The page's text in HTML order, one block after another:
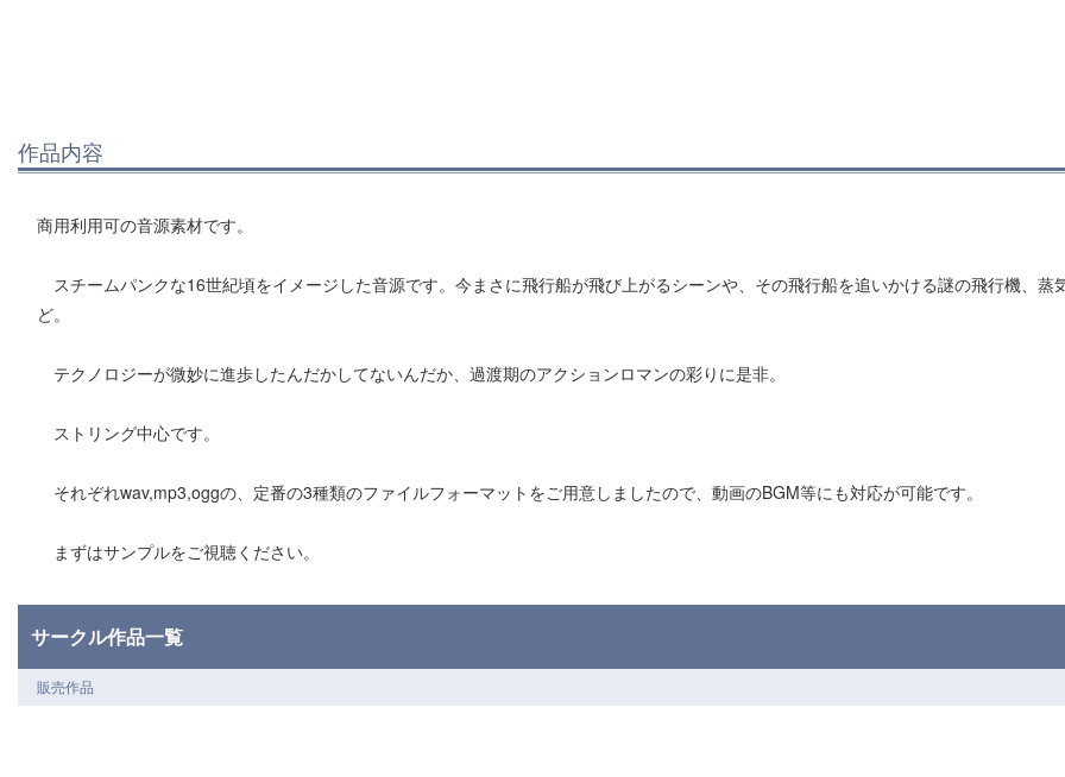
作品内容
商用利用可の音源素材です。
スチームパンクな16世紀頃をイメージした音源です。今まさに飛行船が飛び上がるシーンや、その飛行船を追いかける謎の飛行機、蒸
ど。
テクノロジーが微妙に進歩したんだかしてないんだか、過渡期のアクションロマンの彩りに是非。
ストリング中心です。
それぞれwav,mp3,oggの、定番の3種類のファイルフォーマットをご用意しましたので、動画のBGM等にも対応が可能です。
まずはサンプルをご視聴ください。
サークル作品一覧
販売作品